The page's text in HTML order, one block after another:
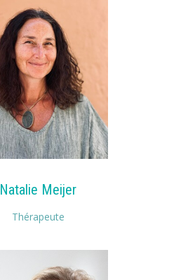
Natalie Meijer
Thérapeute